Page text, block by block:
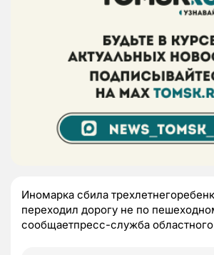
Иномарка сбила
переходил дорогу не по
сообщаетпресс-служба